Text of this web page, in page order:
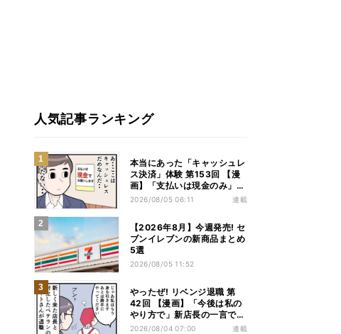
人気記事ランキング
本当にあった「キャッシュレ
ス決済」体験 第153回 【漫
画】「支払いは現金のみ」と
分かっていたのに……会計で
2026/08/05 06:11 連載
【2026年8月】今週発売! セ
ブンイレブンの新商品まとめ
5選
2026/08/05 11:52
やったぜ! リベンジ退職 第
42回 【漫画】「今後は私の
やり方で」新店長の一言でベ
テラン退職→崩壊した現場
2026/08/04 07:00 連載